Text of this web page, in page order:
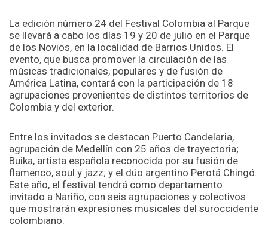
La edición número 24 del Festival Colombia al Parque
se llevará a cabo los días 19 y 20 de julio en el Parque
de los Novios, en la localidad de Barrios Unidos. El
evento, que busca promover la circulación de las
músicas tradicionales, populares y de fusión de
América Latina, contará con la participación de 18
agrupaciones provenientes de distintos territorios de
Colombia y del exterior.
Entre los invitados se destacan Puerto Candelaria,
agrupación de Medellín con 25 años de trayectoria;
Buika, artista española reconocida por su fusión de
flamenco, soul y jazz; y el dúo argentino Perotá Chingó.
Este año, el festival tendrá como departamento
invitado a Nariño, con seis agrupaciones y colectivos
que mostrarán expresiones musicales del suroccidente
colombiano.